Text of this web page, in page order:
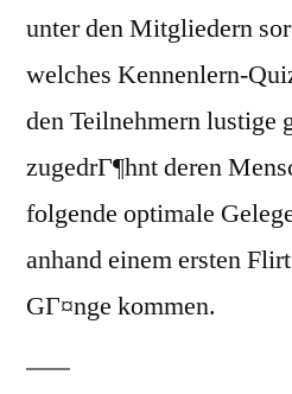
unter den Mitgliedern
welches Kennenlern-
den Teilnehmern lustige
zugedrГ¶hnt deren
folgende optimale
anhand einem ersten
GГ¤nge kommen.